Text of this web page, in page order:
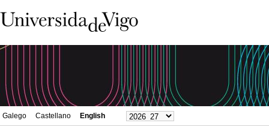
Galego Castellano English